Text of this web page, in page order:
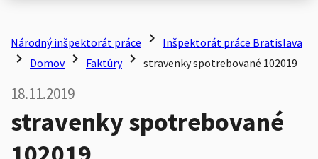
Národný inšpektorát práce chevron_right Inšpektorát práce Bratislava
chevron_right Domov chevron_right Faktúry chevron_right stravenky spotrebované 102019
18.11.2019
stravenky spotrebované